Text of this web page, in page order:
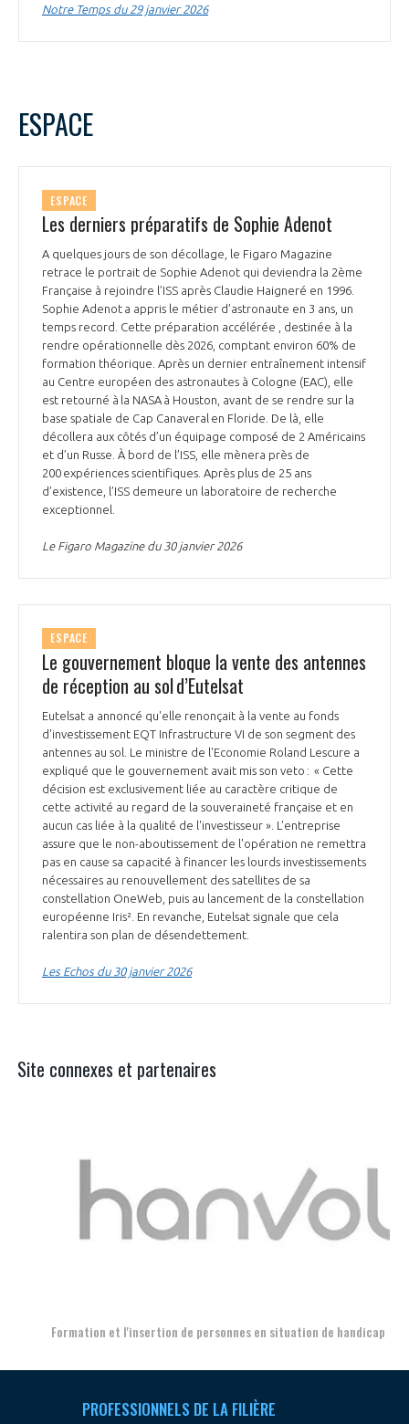
Notre Temps du 29 janvier 2026
ESPACE
ESPACE
Les derniers préparatifs de Sophie Adenot
A quelques jours de son décollage, le Figaro Magazine
retrace le portrait de Sophie Adenot qui deviendra la 2ème
Française à rejoindre l’ISS après Claudie Haigneré en 1996.
Sophie Adenot a appris le métier d’astronaute en 3 ans, un
temps record. Cette préparation accélérée , destinée à la
rendre opérationnelle dès 2026, comptant environ 60% de
formation théorique. Après un dernier entraînement intensif
au Centre européen des astronautes à Cologne (EAC), elle
est retourné à la NASA à Houston, avant de se rendre sur la
base spatiale de Cap Canaveral en Floride. De là, elle
décollera aux côtés d’un équipage composé de 2 Américains
et d’un Russe. À bord de l’ISS, elle mènera près de
200 expériences scientifiques. Après plus de 25 ans
d’existence, l’ISS demeure un laboratoire de recherche
exceptionnel.
Le Figaro Magazine du 30 janvier 2026
ESPACE
Le gouvernement bloque la vente des antennes
de réception au sol d’Eutelsat
Eutelsat a annoncé qu'elle renonçait à la vente au fonds
d'investissement EQT Infrastructure VI de son segment des
antennes au sol. Le ministre de l'Economie Roland Lescure a
expliqué que le gouvernement avait mis son veto : « Cette
décision est exclusivement liée au caractère critique de
cette activité au regard de la souveraineté française et en
aucun cas liée à la qualité de l'investisseur ». L'entreprise
assure que le non-aboutissement de l'opération ne remettra
pas en cause sa capacité à financer les lourds investissements
nécessaires au renouvellement des satellites de sa
constellation OneWeb, puis au lancement de la constellation
européenne Iris². En revanche, Eutelsat signale que cela
ralentira son plan de désendettement.
Les Echos du 30 janvier 2026
Site connexes et partenaires
Formation et l'insertion de personnes en situation de handicap
PROFESSIONNELS DE LA FILIÈRE